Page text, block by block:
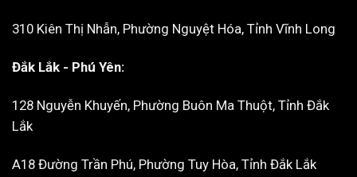
310 Kiên Thị Nhẫn, Phường Nguyệt Hóa, Tỉnh Vĩnh Long
Đắk Lắk - Phú Yên:
128 Nguyễn Khuyến, Phường Buôn Ma Thuột, Tỉnh Đắk
Lắk
A18 Đường Trần Phú, Phường Tuy Hòa, Tỉnh Đắk Lắk